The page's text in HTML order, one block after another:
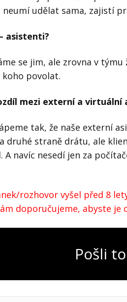
neumí udělat sama, zajistí
asistenti?
se jim, ale zrovna v
povolat.
mezi externí a virtuální
tak, že naše externí
druhé straně drátu, ale
A navíc nesedí jen za
rozhovor vyšel před 8
doporučujeme, abyste je
Pošli